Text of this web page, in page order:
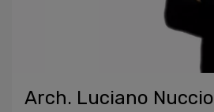
Arch. Luciano Nuccio